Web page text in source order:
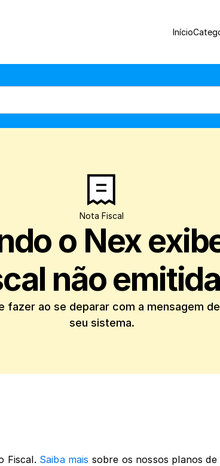
Início
Nota Fiscal
o Nex
não
fazer ao se deparar com a mensagem
seu sistema.
Fiscal. Saiba mais sobre os nossos planos de